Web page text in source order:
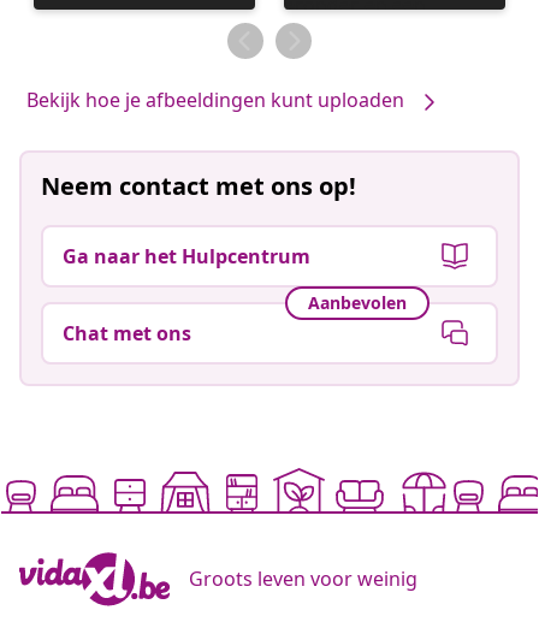
gepubliceerd
gepubliceerd
door
Bekijk hoe je afbeeldingen kunt uploaden
Neem contact met ons op!
Ga naar het Hulpcentrum
Aanbevolen
Chat met ons
Groots leven voor weinig